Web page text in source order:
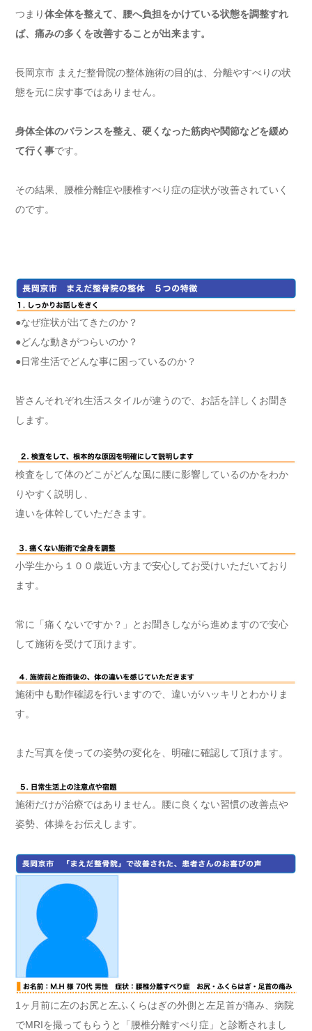
つまり体全体を整えて、腰へ負担をかけている状態を調整すれ
ば、痛みの多くを改善することが出来ます。
長岡京市 まえだ整骨院の整体施術の目的は、分離やすべりの状
態を元に戻す事ではありません。
身体全体のバランスを整え、硬くなった筋肉や関節などを緩め
て行く事です。
その結果、腰椎分離症や腰椎すべり症の症状が改善されていく
のです。
●なぜ症状が出てきたのか？
●どんな動きがつらいのか？
●日常生活でどんな事に困っているのか？
皆さんそれぞれ生活スタイルが違うので、お話を詳しくお聞き
します。
検査をして体のどこがどんな風に腰に影響しているのかをわか
りやすく説明し、
違いを体幹していただきます。
小学生から１００歳近い方まで安心してお受けいただいており
ます。
常に「痛くないですか？」とお聞きしながら進めますので安心
して施術を受けて頂けます。
施術中も動作確認を行いますので、違いがハッキリとわかりま
す。
また写真を使っての姿勢の変化を、明確に確認して頂けます。
施術だけが治療ではありません。腰に良くない習慣の改善点や
姿勢、体操をお伝えします。
1ヶ月前に左のお尻と左ふくらはぎの外側と左足首が痛み、病院
でMRIを撮ってもらうと「腰椎分離すべり症」と診断されまし